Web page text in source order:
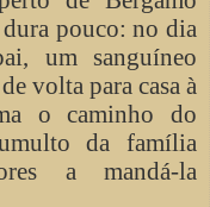
pouco: no dia
um sanguíneo
volta para casa à
o caminho do
da família
a mandá-la